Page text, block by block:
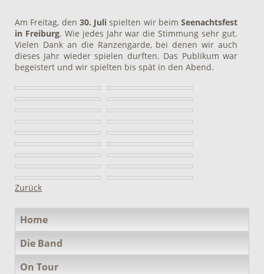
Am Freitag, den 30. Juli spielten wir beim Seenachtsfest
in Freiburg. Wie jedes Jahr war die Stimmung sehr gut.
Vielen Dank an die Ranzengarde, bei denen wir auch
dieses Jahr wieder spielen durften. Das Publikum war
begeistert und wir spielten bis spät in den Abend.
Zurück
überspringen
Home
Die Band
On Tour